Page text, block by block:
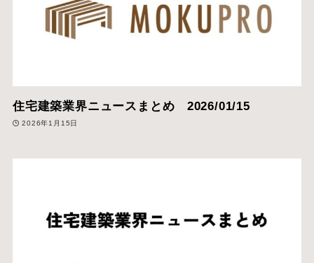
住宅建築業界ニュースまとめ 2026/01/15
2026年1月15日